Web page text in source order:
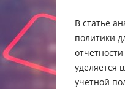
В статье
политики
уделяется
учетной